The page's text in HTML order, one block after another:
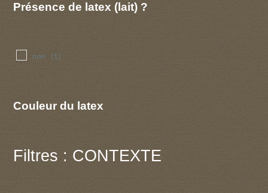
Présence de latex (lait) ?
non (1)
Couleur du latex
Filtres : CONTEXTE